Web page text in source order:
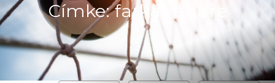
Címke: farkas endre